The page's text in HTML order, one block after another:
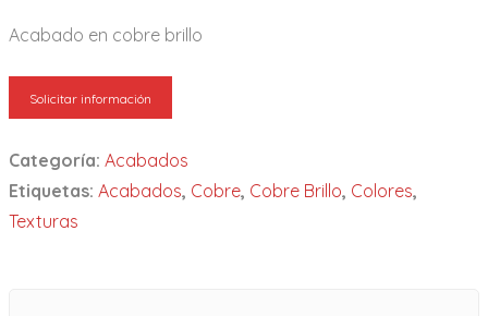
Acabado en cobre brillo
Solicitar información
Categoría: Acabados
Etiquetas: Acabados, Cobre, Cobre Brillo, Colores,
Texturas